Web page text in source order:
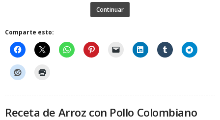
Continuar
Comparte esto:
Receta de Arroz con Pollo Colombiano